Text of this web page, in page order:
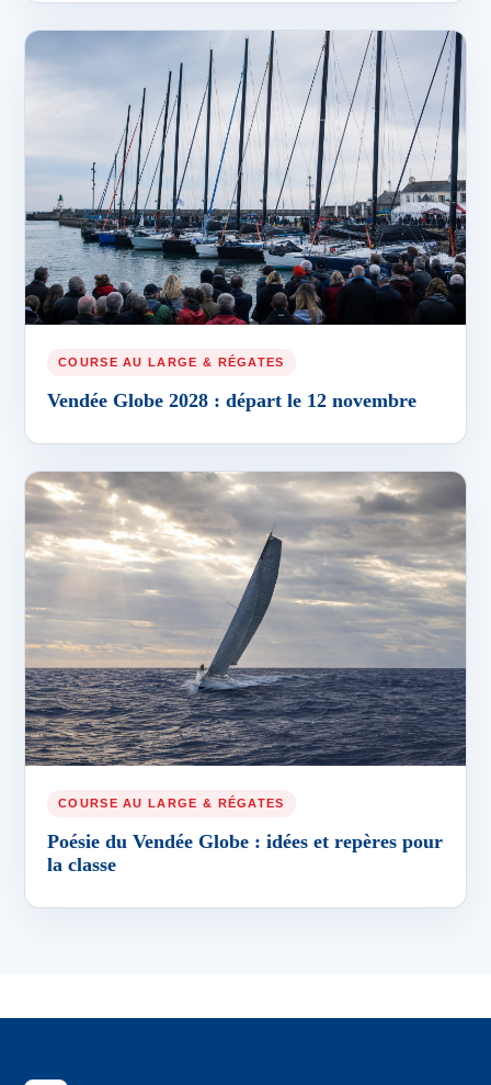
COURSE AU LARGE & RÉGATES
Vendée Globe 2028 : départ le 12 novembre
COURSE AU LARGE & RÉGATES
Poésie du Vendée Globe : idées et repères pour
la classe